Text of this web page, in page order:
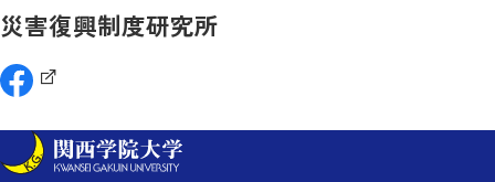
災害復興制度研究所